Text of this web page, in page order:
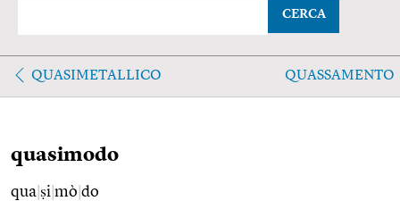
CERCA
QUASIMETALLICO QUASSAMENTO
quasimodo
qua ṣi mò do